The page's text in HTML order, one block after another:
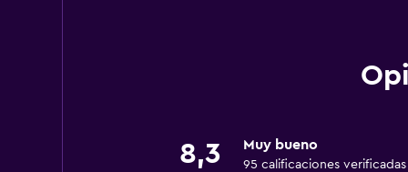
Menús para dietas especiales
La comida se puede entregar en
8,3 Muy bueno
95 calificaciones verificadas